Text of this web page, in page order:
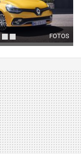
FOTOS